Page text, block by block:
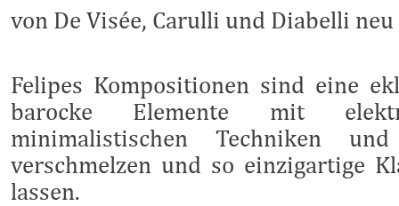
von De Visée, Carulli und Diabelli
Felipes Kompositionen sind eine
barocke Elemente mit
minimalistischen Techniken und
verschmelzen und so einzigartige
lassen.